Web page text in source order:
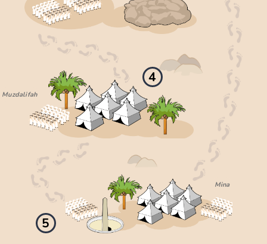
4
Muzdalifah
5
Mina